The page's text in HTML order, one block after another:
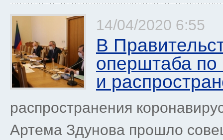
14/04/2020 6:55
В
оперштаба
и
распространения
Артема Здунова прошло